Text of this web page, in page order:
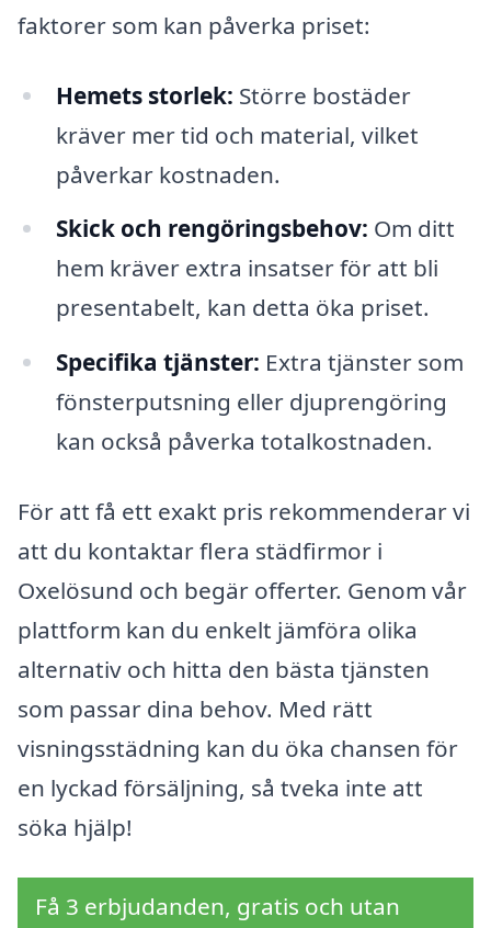
faktorer som kan påverka priset:
Hemets storlek: Större bostäder
kräver mer tid och material, vilket
påverkar kostnaden.
Skick och rengöringsbehov: Om ditt
hem kräver extra insatser för att bli
presentabelt, kan detta öka priset.
Specifika tjänster: Extra tjänster som
fönsterputsning eller djuprengöring
kan också påverka totalkostnaden.
För att få ett exakt pris rekommenderar vi
att du kontaktar flera städfirmor i
Oxelösund och begär offerter. Genom vår
plattform kan du enkelt jämföra olika
alternativ och hitta den bästa tjänsten
som passar dina behov. Med rätt
visningsstädning kan du öka chansen för
en lyckad försäljning, så tveka inte att
söka hjälp!
Få 3 erbjudanden, gratis och utan